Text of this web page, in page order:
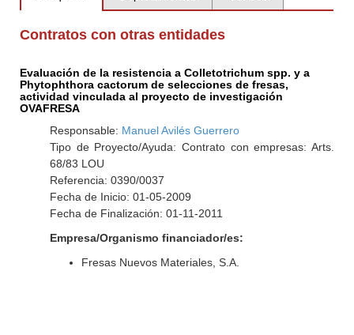
Contratos con otras entidades
Evaluación de la resistencia a Colletotrichum spp. y a
Phytophthora cactorum de selecciones de fresas,
actividad vinculada al proyecto de investigación
OVAFRESA
Responsable: Manuel Avilés Guerrero
Tipo de Proyecto/Ayuda: Contrato con empresas: Arts.
68/83 LOU
Referencia: 0390/0037
Fecha de Inicio: 01-05-2009
Fecha de Finalización: 01-11-2011
Empresa/Organismo financiador/es:
Fresas Nuevos Materiales, S.A.